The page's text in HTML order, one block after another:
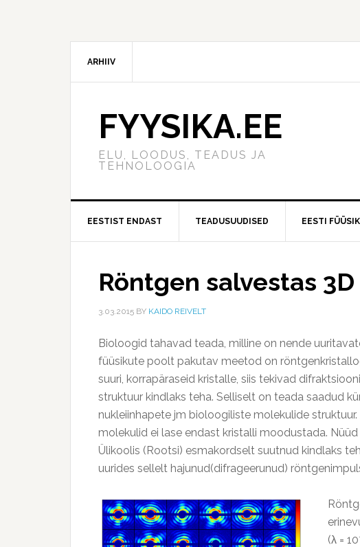
ARHIIV
FYYSIKA.EE
ELU, LOODUS, TEADUS JA
TEHNOLOOGIA
EESTIST ENDAST TEADUSUUDISED EESTI
Röntgen salvestas
3.03.2015 BY KAIDO REIVELT
Bioloogid tahavad teada, milline on nende
füüsikute poolt pakutav meetod on
suuri, korrapäraseid kristalle, siis tekivad
struktuur kindlaks teha. Selliselt on teada saadud
nukleiinhapete jm bioloogiliste molekulide
molekulid ei lase endast kristalli moodustada.
Ülikoolis (Rootsi) esmakordselt suutnud kindlaks
uurides sellelt hajunud(difrageerunud)
(λ = 10